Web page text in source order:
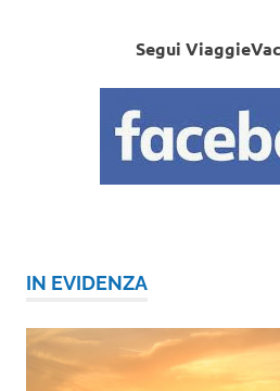
Segui
IN EVIDENZA